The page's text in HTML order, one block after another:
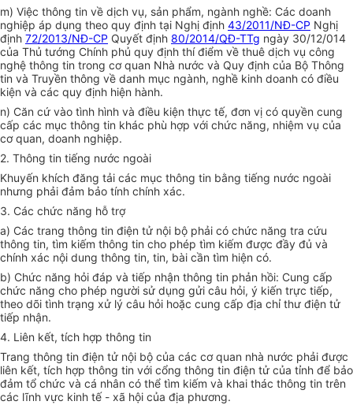
m) Việc thông tin về dịch vụ, sản phẩm, ngành nghề: Các doanh
nghiệp áp dụng theo quy định tại Nghị định 43/2011/NĐ-CP Nghị
định 72/2013/NĐ-CP Quyết định 80/2014/QĐ-TTg ngày 30/12/014
của Thủ tướng Chính phủ quy định thí điểm về thuê dịch vụ công
nghệ thông tin trong cơ quan Nhà nước và Quy định của Bộ Thông
tin và Truyền thông về danh mục ngành, nghề kinh doanh có điều
kiện và các quy định hiện hành.
n) Căn cứ vào tình hình và điều kiện thực tế, đơn vị có quyền cung
cấp các mục thông tin khác phù hợp với chức năng, nhiệm vụ của
cơ quan, doanh nghiệp.
2. Thông tin tiếng nước ngoài
Khuyến khích đăng tải các mục thông tin bằng tiếng nước ngoài
nhưng phải đảm bảo tính chính xác.
3. Các chức năng hỗ trợ
a) Các trang thông tin điện tử nội bộ phải có chức năng tra cứu
thông tin, tìm kiếm thông tin cho phép tìm kiếm được đầy đủ và
chính xác nội dung thông tin, tin, bài cần tìm hiện có.
b) Chức năng hỏi đáp và tiếp nhận thông tin phản hồi: Cung cấp
chức năng cho phép người sử dụng gửi câu hỏi, ý kiến trực tiếp,
theo dõi tình trạng xử lý câu hỏi hoặc cung cấp địa chỉ thư điện tử
tiếp nhận.
4. Liên kết, tích hợp thông tin
Trang thông tin điện tử nội bộ của các cơ quan nhà nước phải được
liên kết, tích hợp thông tin với cổng thông tin điện tử của tỉnh để bảo
đảm tổ chức và cá nhân có thể tìm kiếm và khai thác thông tin trên
các lĩnh vực kinh tế - xã hội của địa phương.